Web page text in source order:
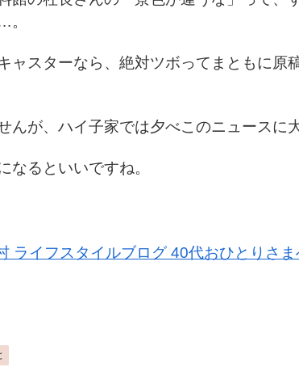
。
ャスターなら、絶対ツボってまともに原
んが、ハイ子家では夕べこのニュースに
なるといいですね。